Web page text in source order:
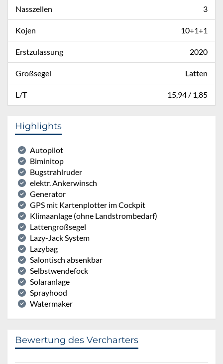
Nasszellen 3
Kojen 10+1+1
Erstzulassung 2020
Großsegel Latten
L/T 15,94 / 1,85
Highlights
Autopilot
Biminitop
Bugstrahlruder
elektr. Ankerwinsch
Generator
GPS mit Kartenplotter im Cockpit
Klimaanlage (ohne Landstrombedarf)
Lattengroßsegel
Lazy-Jack System
Lazybag
Salontisch absenkbar
Selbstwendefock
Solaranlage
Sprayhood
Watermaker
Bewertung des Vercharters